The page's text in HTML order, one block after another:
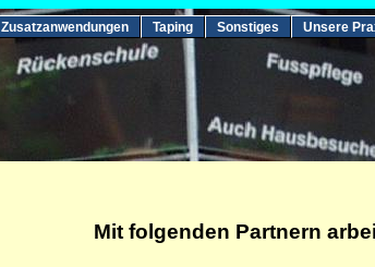
Zusatzanwendungen Taping Sonstiges Unsere
Mit folgenden Partnern